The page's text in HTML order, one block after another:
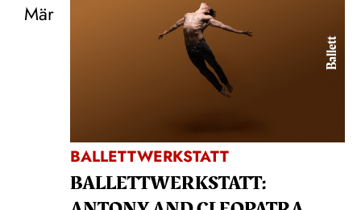
Mär
Ballett
BALLETTWERKSTATT
BALLETT­WERKSTATT: